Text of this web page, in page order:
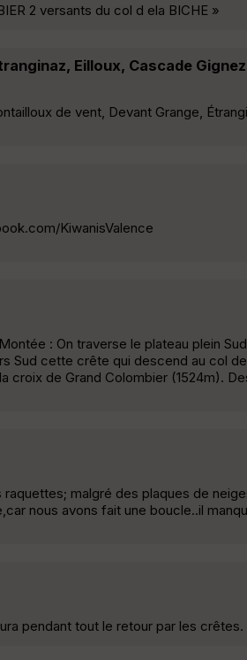
2 versants du col d ela BICHE »
Eilloux, Cascade Gignez
de vent, Devant Grange,
KiwanisValence
: On traverse le plateau plein
Sud cette crête qui descend au col de
croix de Grand Colombier (1524m).
malgré des plaques de
nous avons fait une boucle..il
pendant tout le retour par les crêtes.